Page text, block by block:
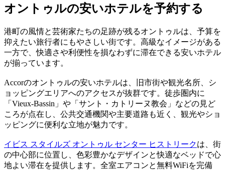
オントゥルの安いホテルを予約する
港町の風情と芸術家たちの足跡が残るオントゥルは、予算を
抑えたい旅行者にもやさしい街です。高級なイメージがある
一方で、快適さや利便性を損なわずに滞在できる安いホテル
が揃っています。
Accorのオントゥルの安いホテルは、旧市街や観光名所、シ
ョッピングエリアへのアクセスが抜群です。徒歩圏内に
「Vieux-Bassin」や「サント・カトリーヌ教会」などの見ど
ころが点在し、公共交通機関や主要道路も近く、観光やショ
ッピングに便利な立地が魅力です。
イビス スタイルズ オントゥル センター ヒストリークは、街
の中心部に位置し、色彩豊かなデザインと快適なベッドで心
地よい滞在を提供します。全室エアコンと無料WiFiを完備